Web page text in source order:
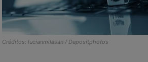
Créditos: lucianmilasan / Depositphotos